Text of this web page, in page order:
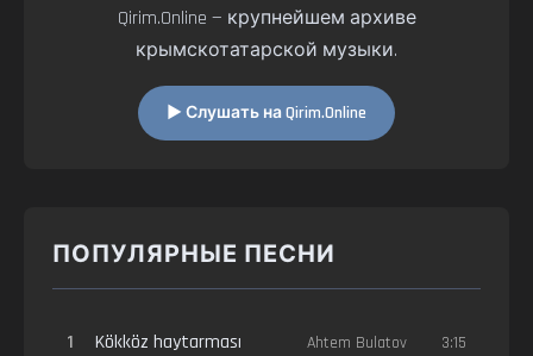
Qirim.Online — крупнейшем архиве
крымскотатарской музыки.
▶ Слушать на Qirim.Online
ПОПУЛЯРНЫЕ ПЕСНИ
1 Kökköz haytarması Ahtem Bulatov 3:15